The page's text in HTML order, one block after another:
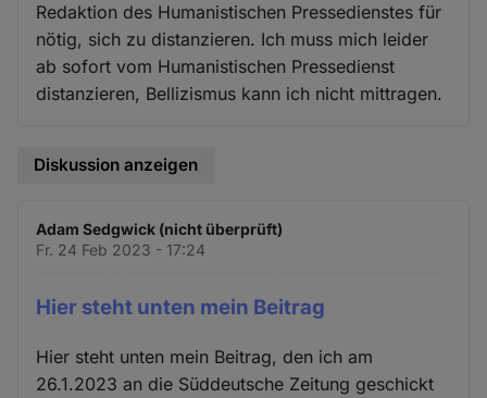
Redaktion des Humanistischen Pressedienstes für
nötig, sich zu distanzieren. Ich muss mich leider
ab sofort vom Humanistischen Pressedienst
distanzieren, Bellizismus kann ich nicht mittragen.
Diskussion anzeigen
Adam Sedgwick (nicht überprüft)
Fr. 24 Feb 2023 - 17:24
Hier steht unten mein Beitrag
Hier steht unten mein Beitrag, den ich am
26.1.2023 an die Süddeutsche Zeitung geschickt